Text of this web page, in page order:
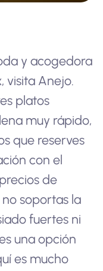
y acogedora
visita Anejo.
platos
muy rápido,
que reserves
con el
de
no soportas la
fuertes ni
una opción
es mucho